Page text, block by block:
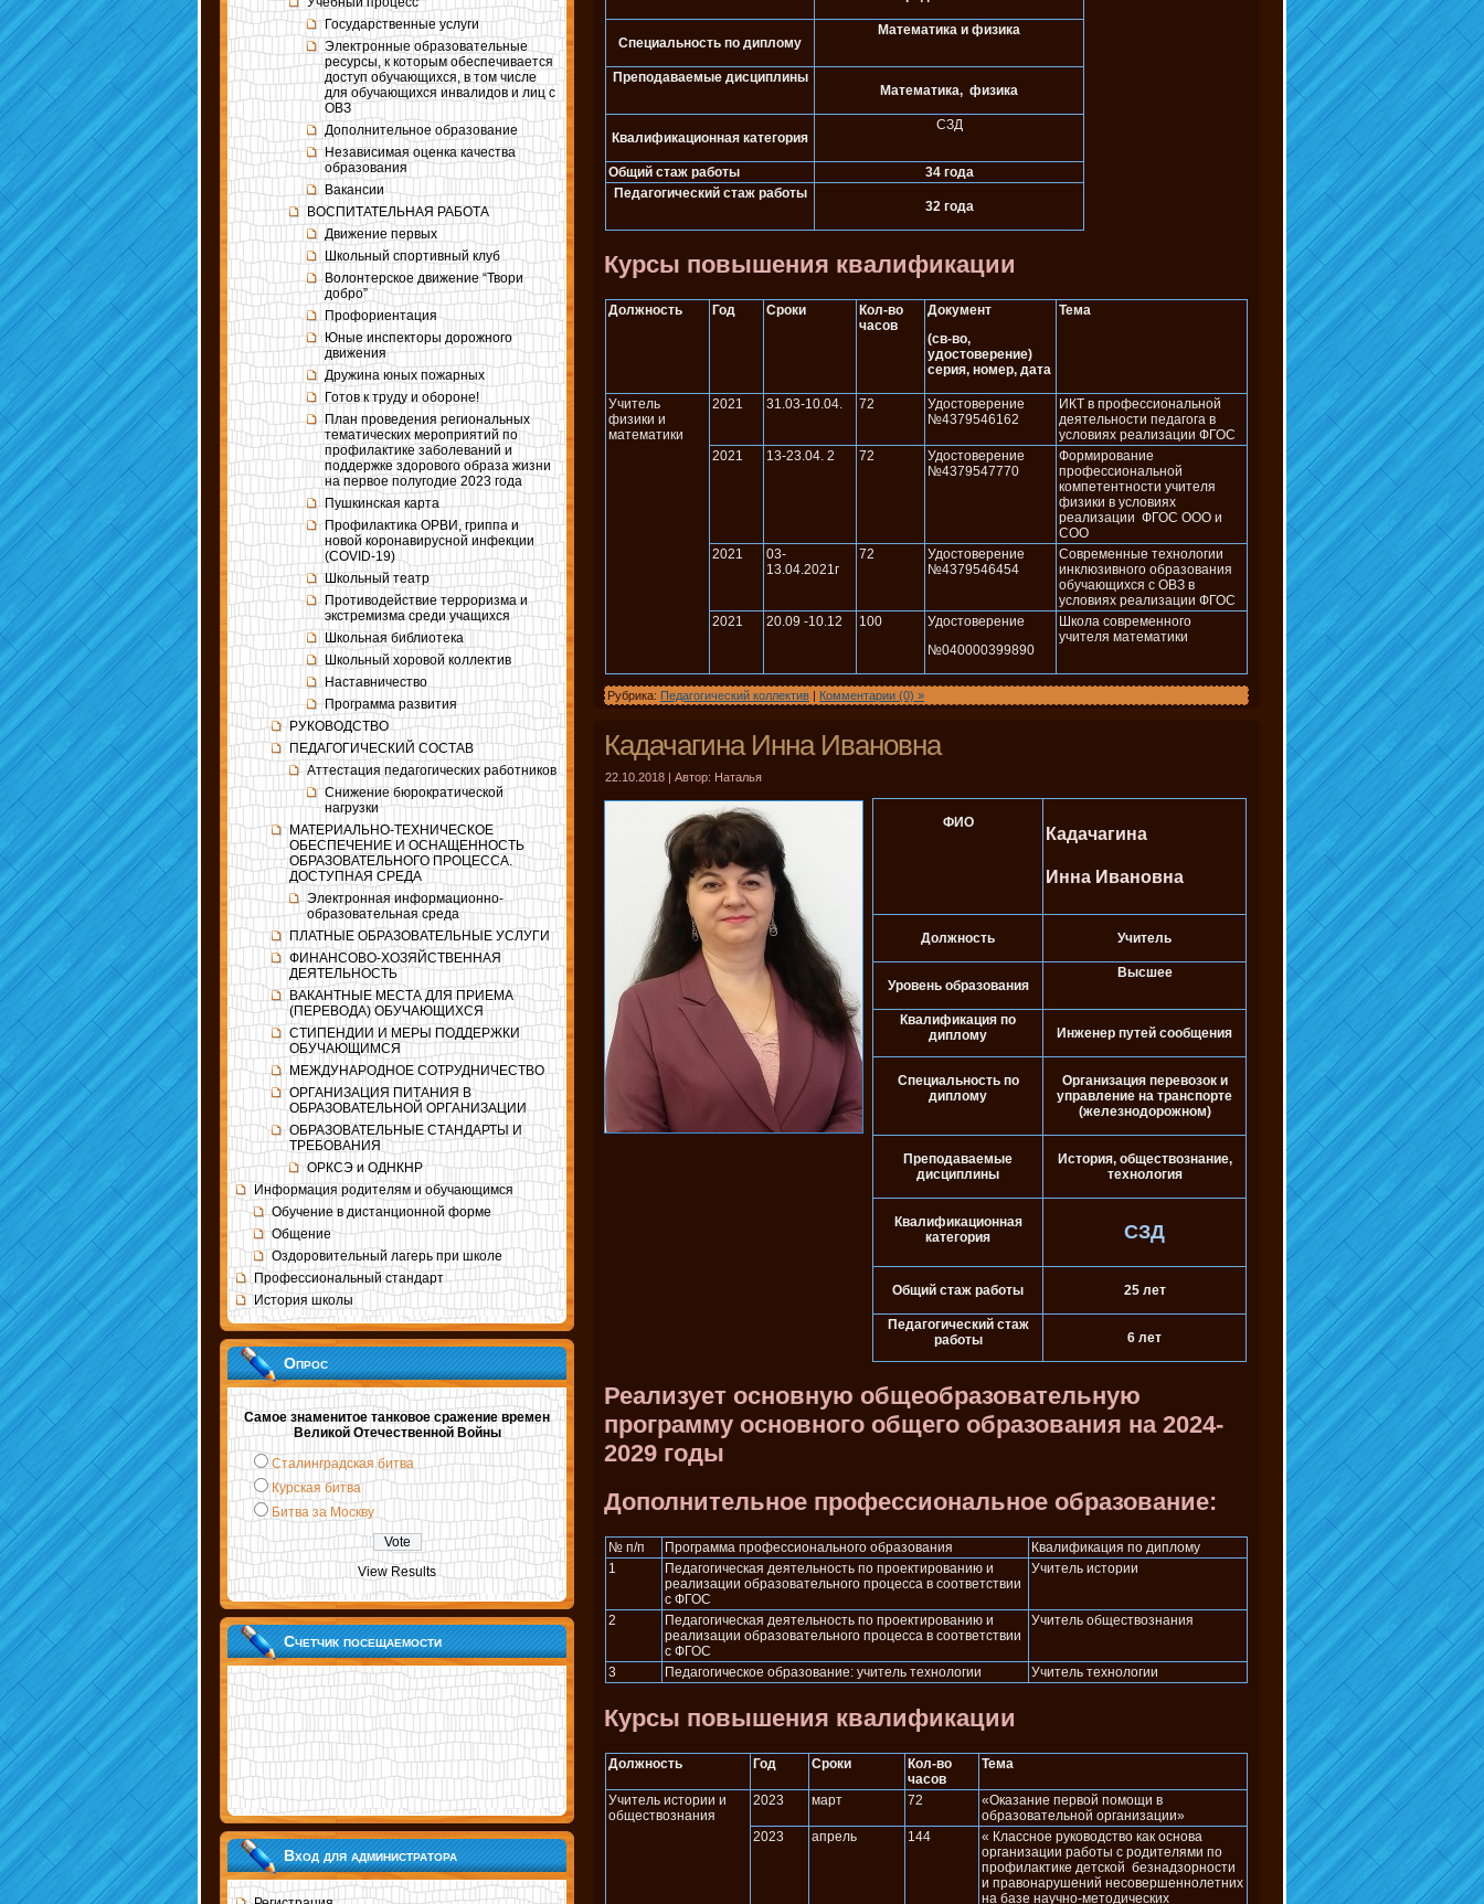
Государственные услуги
Электронные образовательные
ресурсы, к которым обеспечивается
доступ обучающихся, в том числе
для обучающихся инвалидов и лиц с
ОВЗ
Дополнительное образование
Независимая оценка качества
образования
Вакансии
ВОСПИТАТЕЛЬНАЯ РАБОТА
Движение первых
Школьный спортивный клуб
Волонтерское движение “Твори
добро”
Профориентация
Юные инспекторы дорожного
движения
Дружина юных пожарных
Готов к труду и обороне!
План проведения региональных
тематических мероприятий по
профилактике заболеваний и
поддержке здорового образа жизни
на первое полугодие 2023 года
Пушкинская карта
Профилактика ОРВИ, гриппа и
новой коронавирусной инфекции
(COVID-19)
Школьный театр
Противодействие терроризма и
экстремизма среди учащихся
Школьная библиотека
Школьный хоровой коллектив
Наставничество
Программа развития
РУКОВОДСТВО
ПЕДАГОГИЧЕСКИЙ СОСТАВ
Аттестация педагогических работников
Снижение бюрократической
нагрузки
МАТЕРИАЛЬНО-ТЕХНИЧЕСКОЕ
ОБЕСПЕЧЕНИЕ И ОСНАЩЕННОСТЬ
ОБРАЗОВАТЕЛЬНОГО ПРОЦЕССА.
ДОСТУПНАЯ СРЕДА
Электронная информационно-
образовательная среда
ПЛАТНЫЕ ОБРАЗОВАТЕЛЬНЫЕ УСЛУГИ
ФИНАНСОВО-ХОЗЯЙСТВЕННАЯ
ДЕЯТЕЛЬНОСТЬ
ВАКАНТНЫЕ МЕСТА ДЛЯ ПРИЕМА
(ПЕРЕВОДА) ОБУЧАЮЩИХСЯ
СТИПЕНДИИ И МЕРЫ ПОДДЕРЖКИ
ОБУЧАЮЩИМСЯ
МЕЖДУНАРОДНОЕ СОТРУДНИЧЕСТВО
ОРГАНИЗАЦИЯ ПИТАНИЯ В
ОБРАЗОВАТЕЛЬНОЙ ОРГАНИЗАЦИИ
ОБРАЗОВАТЕЛЬНЫЕ СТАНДАРТЫ И
ТРЕБОВАНИЯ
ОРКСЭ и ОДНКНР
Информация родителям и обучающимся
Обучение в дистанционной форме
Общение
Оздоровительный лагерь при школе
Профессиональный стандарт
История школы
Опрос
Самое знаменитое танковое сражение времен
Великой Отечественной Войны
Сталинградская битва
Курская битва
Битва за Москву
View Results
Счетчик посещаемости
Вход для администратора
Специальность по диплому
Математика и физика
Преподаваемые дисциплины
Математика, физика
Квалификационная категория
СЗД
Общий стаж работы
34 года
Педагогический стаж работы
32 года
Курсы повышения квалификации
Должность Год Сроки
Кол-во
часов
Документ
(св-во,
удостоверение)
серия, номер, дата
Тема
Учитель
физики и
математики
2021 31.03-10.04. 72
Удостоверение
№4379546162
ИКТ в профессиональной
деятельности педагога в
условиях реализации ФГОС
2021
13-23.04. 2 72
Удостоверение
№4379547770
Формирование
профессиональной
компетентности учителя
физики в условиях
реализации ФГОС ООО и
СОО
2021
03-
13.04.2021г
72
Удостоверение
№4379546454
Современные технологии
инклюзивного образования
обучающихся с ОВЗ в
условиях реализации ФГОС
2021
20.09 -10.12 100
Удостоверение
№040000399890
Школа современного
учителя математики
Рубрика: Педагогический коллектив Комментарии (0) »
Кадачагина Инна Ивановна
22.10.2018 | Автор: Наталья
ФИО
Кадачагина
Инна Ивановна
Должность Учитель
Уровень образования
Высшее
Квалификация по
диплому
Инженер путей сообщения
Специальность по
диплому
Организация перевозок и
управление на транспорте
(железнодорожном)
Преподаваемые
дисциплины
История, обществознание,
технология
Квалификационная
категория
СЗД
Общий стаж работы 25 лет
Педагогический стаж
работы
6 лет
Реализует основную общеобразовательную
программу основного общего образования на 2024-
2029 годы
Дополнительное профессиональное образование:
№ п/п Программа профессионального образования
Квалификация по диплому
1
Педагогическая деятельность по проектированию и
реализации образовательного процесса в соответствии
с ФГОС
Учитель истории
2
Педагогическая деятельность по проектированию и
реализации образовательного процесса в соответствии
с ФГОС
Учитель обществознания
3 Педагогическое образование: учитель технологии Учитель технологии
Курсы повышения квалификации
Должность Год Сроки
Кол-во
часов
Тема
Учитель истории и
обществознания
2023 март 72
«Оказание первой помощи в
образовательной организации»
2023
апрель 144
« Классное руководство как основа
организации работы с родителями по
профилактике детской безнадзорности
и правонарушений несовершеннолетних
на базе научно-методических